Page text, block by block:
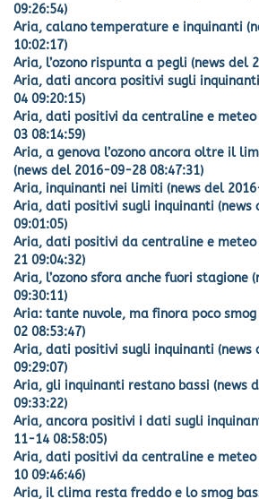
09:26:54)
Aria, calano temperature e inquinanti
10:02:17)
Aria, l’ozono rispunta a pegli (news del
Aria, dati ancora positivi sugli
04 09:20:15)
Aria, dati positivi da centraline e
03 08:14:59)
Aria, a genova l’ozono ancora oltre il
(news del 2016-09-28 08:47:31)
Aria, inquinanti nei limiti (news del
Aria, dati positivi sugli inquinanti (news
09:01:05)
Aria, dati positivi da centraline e
21 09:04:32)
Aria, l’ozono sfora anche fuori stagione
09:30:11)
Aria: tante nuvole, ma finora poco
02 08:53:47)
Aria, dati positivi sugli inquinanti (news
09:29:07)
Aria, gli inquinanti restano bassi (news
09:33:22)
Aria, ancora positivi i dati sugli
11-14 08:58:05)
Aria, dati positivi da centraline e
10 09:46:46)
Aria, il clima resta freddo e lo smog